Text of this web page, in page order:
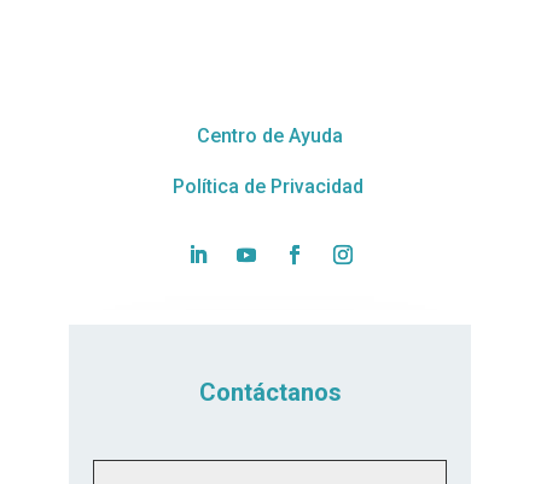
Centro de Ayuda
Política de Privacidad
Contáctanos